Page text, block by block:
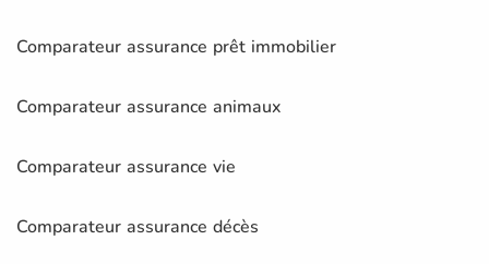
Comparateur assurance prêt immobilier
Comparateur assurance animaux
Comparateur assurance vie
Comparateur assurance décès